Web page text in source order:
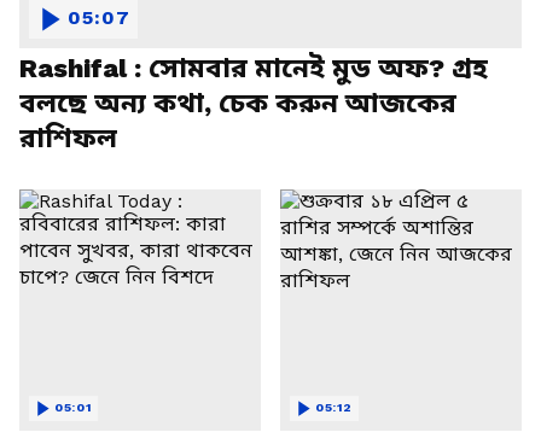
Rashifal : সোমবার মানেই মুড অফ? গ্রহ
বলছে অন্য কথা, চেক করুন আজকের
রাশিফল
05:07
05:01 05:12